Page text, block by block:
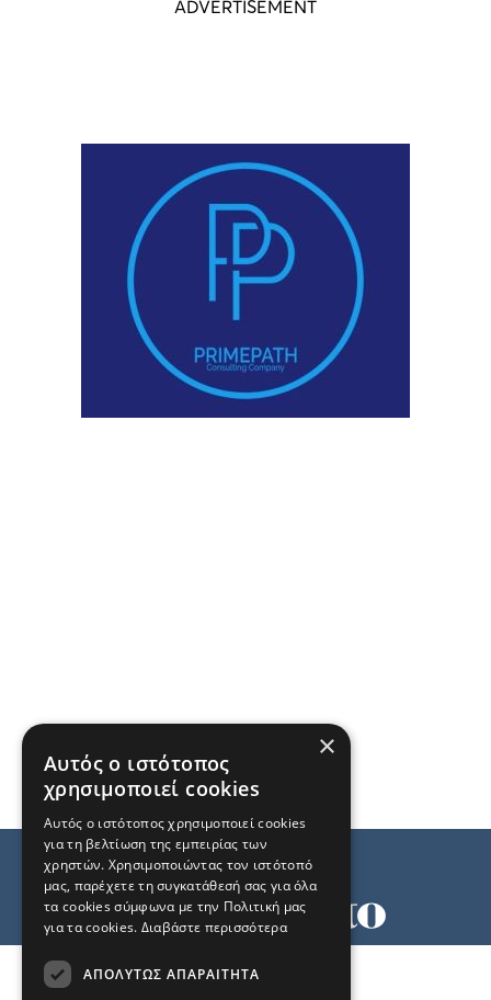
×
Αυτός ο ιστότοπος
χρησιμοποιεί cookies
Αυτός ο ιστότοπος χρησιμοποιεί cookies
για τη βελτίωση της εμπειρίας των
χρηστών. Χρησιμοποιώντας τον ιστότοπό
μας, παρέχετε τη συγκατάθεσή σας για όλα
τα cookies σύμφωνα με την Πολιτική μας
για τα cookies. Διαβάστε περισσότερα
ΑΠΟΛΎΤΩΣ ΑΠΑΡΑΊΤΗΤΑ